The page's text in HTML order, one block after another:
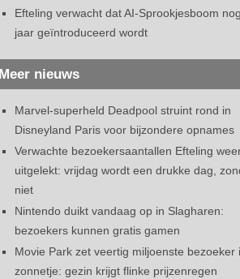
Efteling verwacht dat AI-Sprookjesboom
jaar geïntroduceerd wordt
Meer nieuws
Marvel-superheld Deadpool struint rond in
Disneyland Paris voor bijzondere opnames
Verwachte bezoekersaantallen Efteling
uitgelekt: vrijdag wordt een drukke dag,
niet
Nintendo duikt vandaag op in Slagharen:
bezoekers kunnen gratis gamen
Movie Park zet veertig miljoenste bezoeker
zonnetje: gezin krijgt flinke prijzenregen